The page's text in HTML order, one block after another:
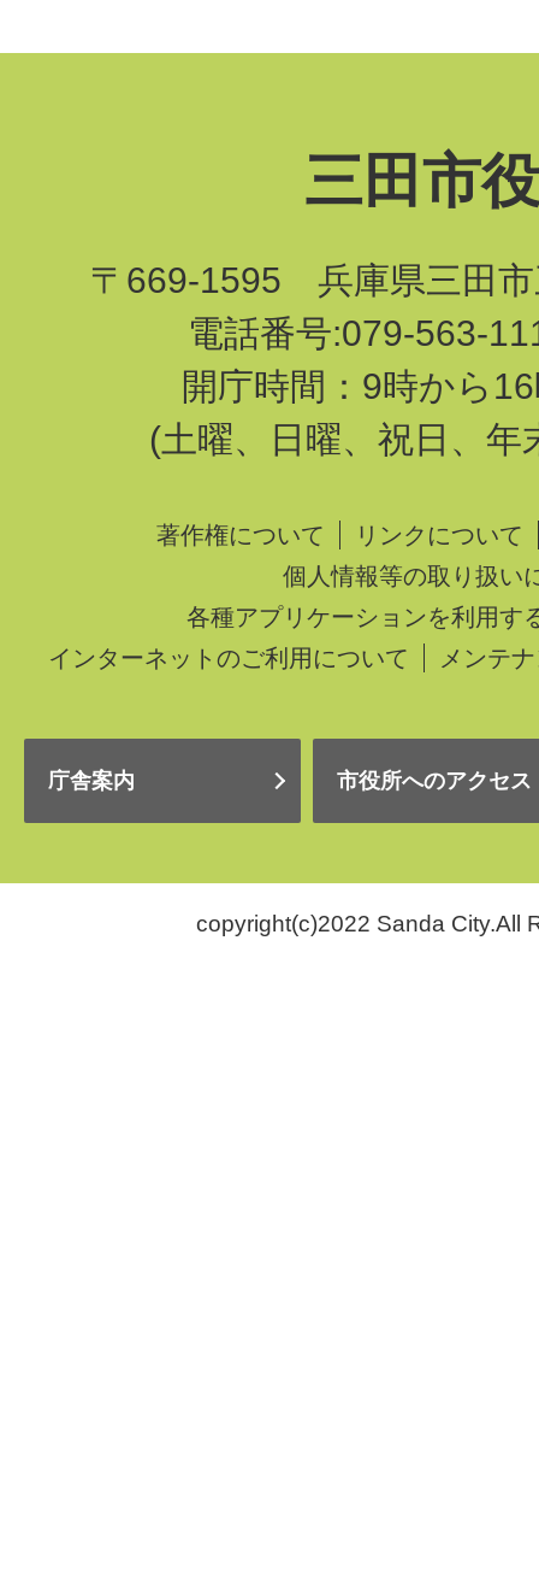
三田市
〒669-1595 兵庫県三田市
電話番号:079-563-
開庁時間：9時から
(土曜、日曜、祝日、年
著作権について
リンクについて
個人情報等の取り扱い
各種アプリケーションを利用す
インターネットのご利用について
メンテ
庁舎案内 市役所へのアクセス
copyright(c)2022 Sanda City.All